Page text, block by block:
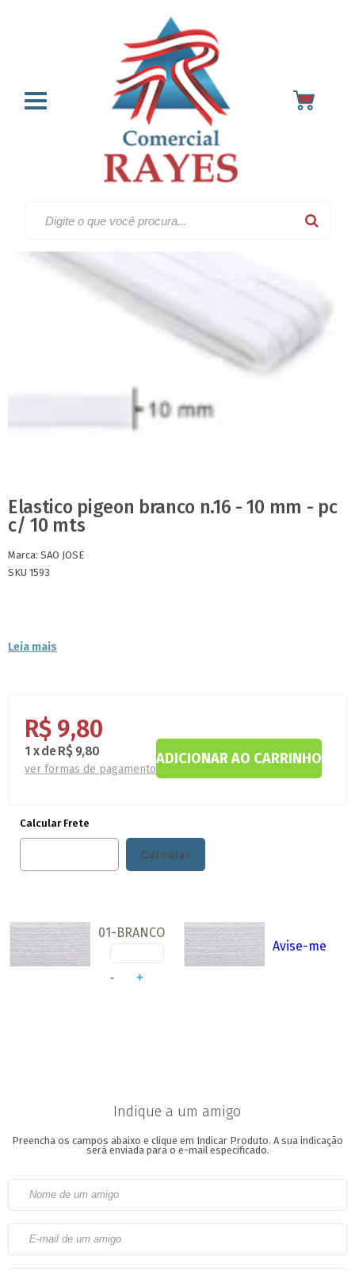
Home Elásticos Elastico chato
Elastico pigeon branco n.16 - 10 mm - pc
c/ 10 mts
Marca:SAO JOSE
SKU 1593
Leia mais
R$ 9,80
1 x de R$ 9,80
ver formas de pagamento
Calcular Frete
01-BRANCO
+
-
Avise-me
Indique a um amigo
Preencha os campos abaixo e clique em Indicar Produto. A sua indicação
será enviada para o e-mail especificado.